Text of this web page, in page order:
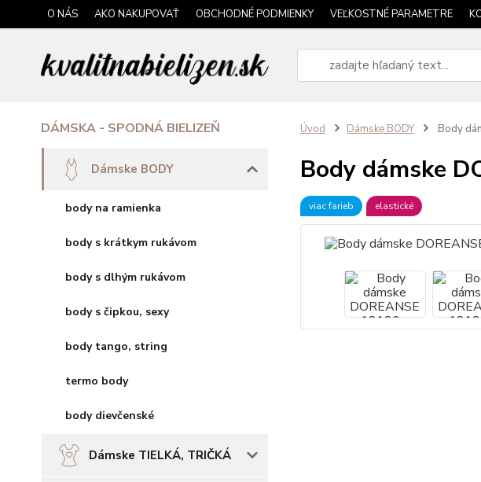
O NÁS AKO NAKUPOVAŤ OBCHODNÉ PODMIENKY VEĽKOSTNÉ PARAMETRE
DÁMSKA - SPODNÁ BIELIZEŇ
Dámske BODY
body na ramienka
body s krátkym rukávom
body s dlhým rukávom
body s čipkou, sexy
body tango, string
termo body
body dievčenské
Dámske TIELKÁ, TRIČKÁ
Úvod Dámske BODY Body
Body dámske
viac farieb elastické